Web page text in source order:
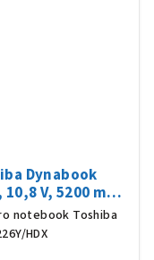
Dynabook
V, 5200 mAh
notebook Toshiba
HDX